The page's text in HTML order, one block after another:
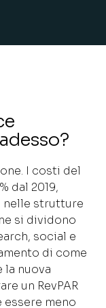
I costi del
dal 2019,
nelle strutture
si dividono
social e
di come
la nuova
un RevPAR
meno